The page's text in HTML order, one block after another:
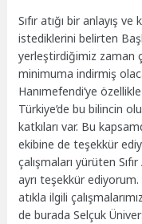
Sıfır atığı bir anlayış
istediklerini belirten
yerleştirdiğimiz zaman
minimuma indirmiş
Hanımefendi’ye
Türkiye’de bu bilincin
katkıları var. Bu
ekibine de teşekkür
çalışmaları yürüten
ayrı teşekkür
atıkla ilgili
de burada Selçuk